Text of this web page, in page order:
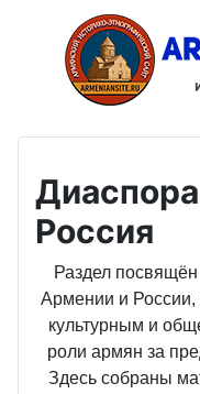
Россия
Раздел
Армении и России,
культурным и
роли армян за
Здесь собраны